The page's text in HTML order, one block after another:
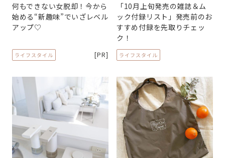
何もできない女脱却！今から
始める“新趣味”でいざレベル
アップ♡
ライフスタイル [PR]
「10月上旬発売の雑誌＆ム
ック付録リスト」発売前のお
すすめ付録を先取りチェッ
ク！
ライフスタイル